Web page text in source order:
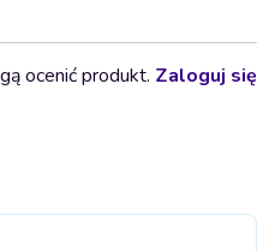
ocenić produkt. Zaloguj się